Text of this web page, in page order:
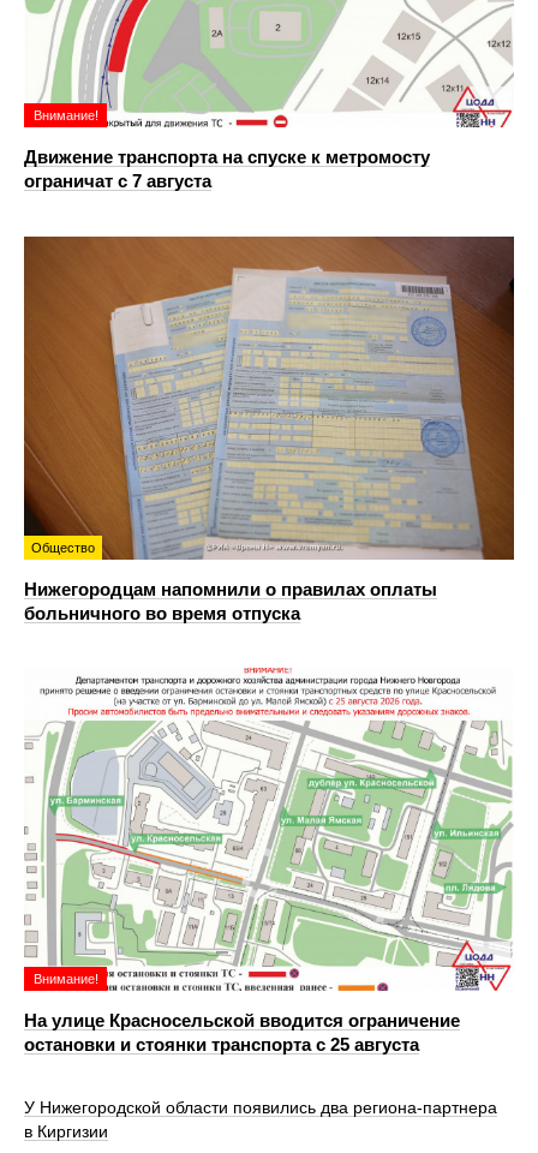
Внимание!
Движение транспорта на спуске к метромосту
ограничат с 7 августа
Общество
Нижегородцам напомнили о правилах оплаты
больничного во время отпуска
Внимание!
На улице Красносельской вводится ограничение
остановки и стоянки транспорта с 25 августа
У Нижегородской области появились два региона-партнера
в Киргизии